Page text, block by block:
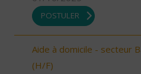
POSTULER
Aide à domicile - secteur
(H/F)